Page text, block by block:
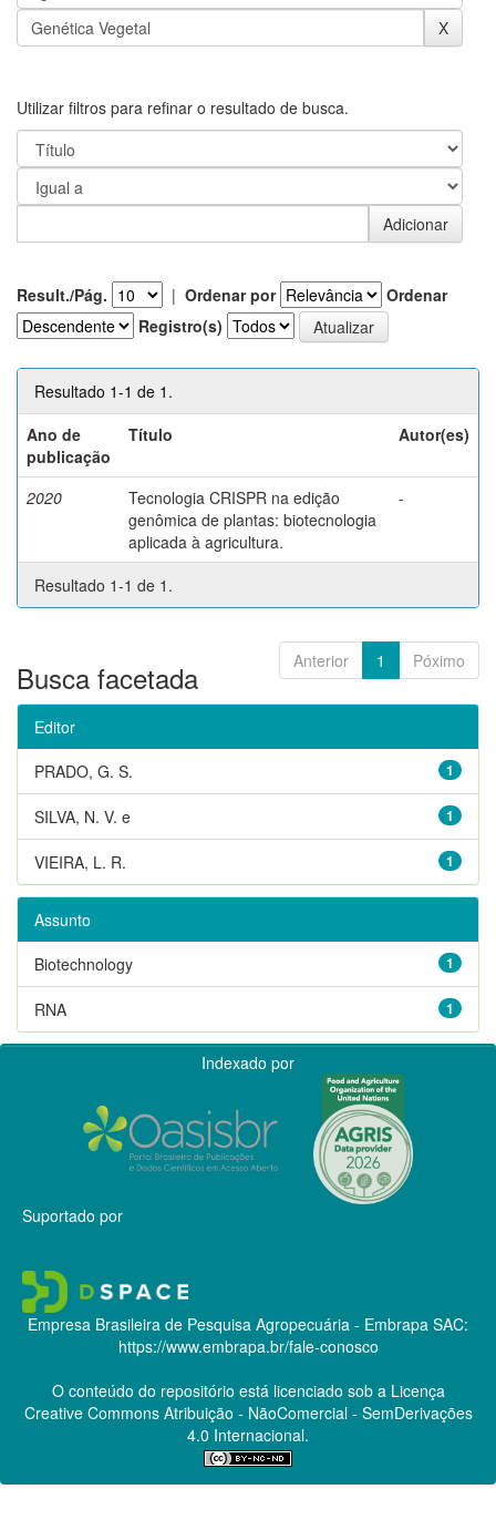
Utilizar filtros para refinar o resultado de busca.
Result./Pág. | Ordenar por
Ordenar
Registro(s)
Resultado 1-1 de 1.
Ano de
publicação
Título Autor(es)
2020
Tecnologia CRISPR na edição
genômica de plantas: biotecnologia
aplicada à agricultura.
-
Resultado 1-1 de 1.
Anterior 1 Póximo
Busca facetada
Editor
1
PRADO, G. S.
1
SILVA, N. V. e
1
VIEIRA, L. R.
Assunto
1
Biotechnology
1
RNA
Indexado por
Suportado por
Empresa Brasileira de Pesquisa Agropecuária - Embrapa SAC:
https://www.embrapa.br/fale-conosco
O conteúdo do repositório está licenciado sob a Licença
Creative CommonsAtribuição - NãoComercial - SemDerivações
4.0 Internacional.